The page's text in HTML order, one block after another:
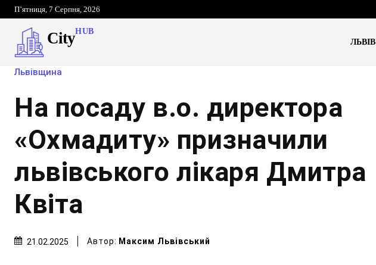
П’ятниця, 7 Серпня, 2026
CityHUB
ЛЬВІВ
Львівщина
На посаду в.о. директора
«Охмадиту» призначили
львівського лікаря Дмитра
Квіта
21.02.2025 Автор: Максим Львівський